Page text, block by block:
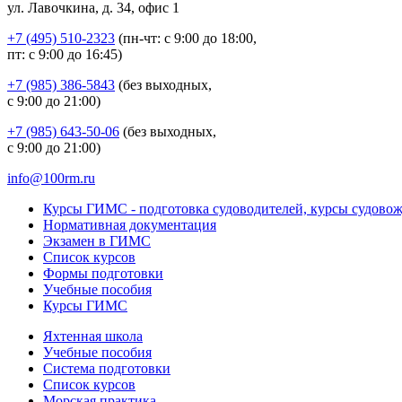
ул. Лавочкина, д. 34, офис 1
+7 (495) 510-2323 (пн-чт: с 9:00 до 18:00,
пт: с 9:00 до 16:45)
+7 (985) 386-5843 (без выходных,
с 9:00 до 21:00)
+7 (985) 643-50-06 (без выходных,
с 9:00 до 21:00)
info@100rm.ru
Курсы ГИМС - подготовка судоводителей, курсы
Нормативная документация
Экзамен в ГИМС
Список курсов
Формы подготовки
Учебные пособия
Курсы ГИМС
Яхтенная школа
Учебные пособия
Cистема подготовки
Список курсов